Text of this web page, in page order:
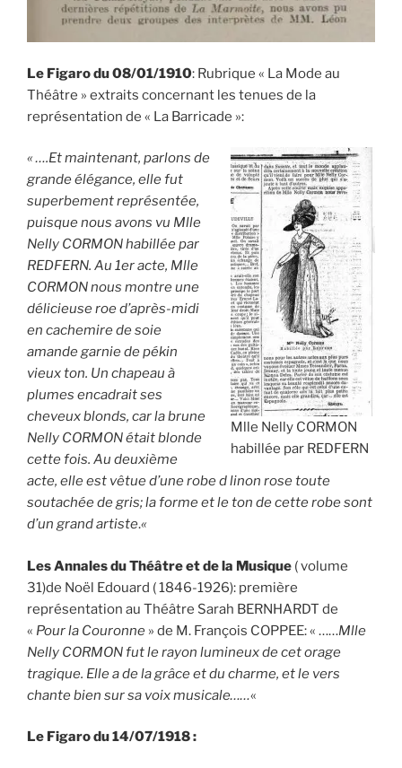
Le Figaro du 08/01/1910: Rubrique « La Mode au
Théâtre » extraits concernant les tenues de la
représentation de « La Barricade »:
Mlle Nelly CORMON
habillée par REDFERN
« ….Et maintenant, parlons de
grande élégance, elle fut
superbement représentée,
puisque nous avons vu Mlle
Nelly CORMON habillée par
REDFERN. Au 1er acte, Mlle
CORMON nous montre une
délicieuse roe d’après-midi
en cachemire de soie
amande garnie de pékin
vieux ton. Un chapeau à
plumes encadrait ses
cheveux blonds, car la brune
Nelly CORMON était blonde
cette fois. Au deuxième
acte, elle est vêtue d’une robe d linon rose toute
soutachée de gris; la forme et le ton de cette robe sont
d’un grand artiste.«
Les Annales du Théâtre et de la Musique ( volume
31)de Noël Edouard ( 1846-1926): première
représentation au Théâtre Sarah BERNHARDT de
« Pour la Couronne » de M. François COPPEE: « ……Mlle
Nelly CORMON fut le rayon lumineux de cet orage
tragique. Elle a de la grâce et du charme, et le vers
chante bien sur sa voix musicale……«
Le Figaro du 14/07/1918 :